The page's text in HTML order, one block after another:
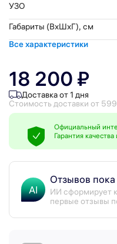
УЗО
Габариты (ВхШхГ), см
Все характеристики
18 200 ₽
Доставка от 1 дня
Стоимость доставки от
Официальный
Гарантия
AI
Отзывов пока
ИИ сформирует
первые отзывы